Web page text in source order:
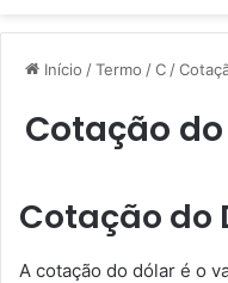
Início /Termo /C /
Cotação
Cotação do
A cotação do dólar é o